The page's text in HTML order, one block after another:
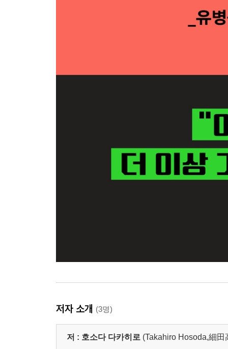
저자 소개 (3명)
저 : 호소다 다카히로 (Takahiro Hosoda,細田